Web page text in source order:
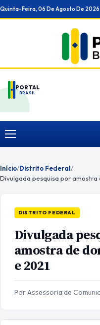
Ir
para
Quinta-Feira, 06 De Agosto De 2026
PORTAL
BRASIL
Menu
Início/Distrito Federal/
Divulgada pesquisa por amostra
DISTRITO FEDERAL
Divulgada
amostra de
e 2021
Por Assessoria de